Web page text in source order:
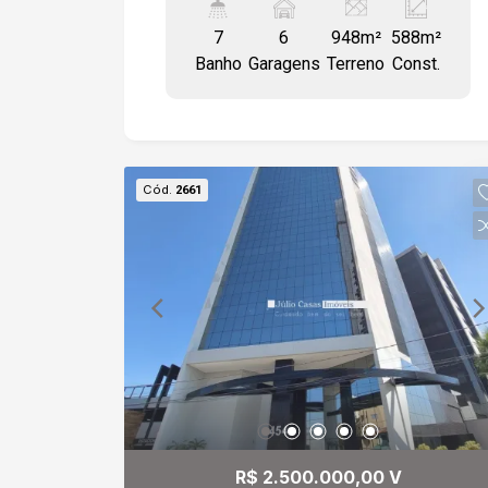
empregada, 5 suítes, sala íntima, 3
closet, lavabo e escritório com wc,
quintal com entrada lateral podendo
uma visita?
7
Banho
6
Garagens
948m²
Terreno
588m²
Const.
Cód. 2661
R$ 2.500.000,00 V